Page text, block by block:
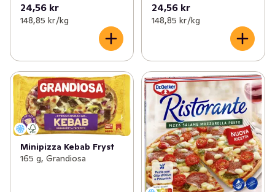
24,56 kr
148,85 kr /kg
24,56 kr
148,85 kr /kg
Minipizza Kebab Fryst
165 g, Grandiosa